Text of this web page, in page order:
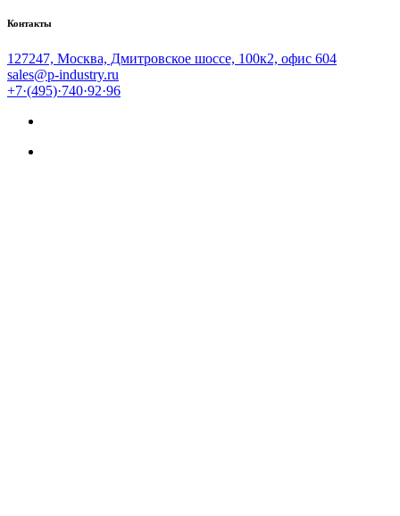
Контакты
127247, Москва, Дмитровское шоссе, 100к2, офис 604
sales@p-industry.ru
+7·(495)·740·92·96